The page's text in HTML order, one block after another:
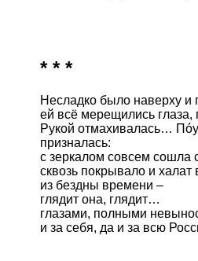
* * *
Несладко было наверху и
ей всё мерещились глаза,
Рукой отмахивалась…
призналась:
с зеркалом совсем сошла
сквозь покрывало и халат
из бездны времени –
глядит она, глядит…
глазами, полными